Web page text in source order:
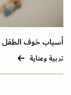
أسباب خوف الطفل
تربية وعناية